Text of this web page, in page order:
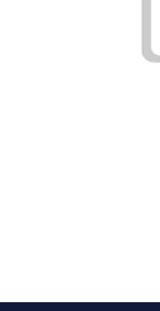
克罗地